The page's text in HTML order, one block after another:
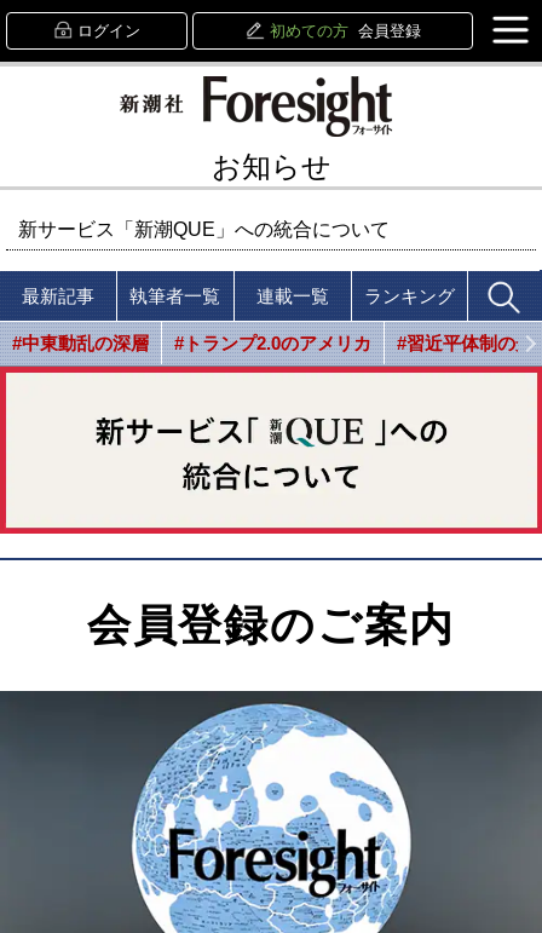
ログイン 初めての方 会員登録
お知らせ
新サービス「新潮QUE」への統合について
最新記事 執筆者一覧 連載一覧 ランキング
#中東動乱の深層 #トランプ2.0のアメリカ #習近平体制の光
会員登録のご案内